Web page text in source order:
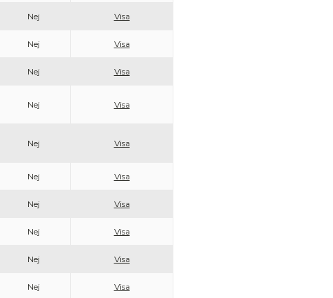
Nej Visa
Nej Visa
Nej Visa
Nej Visa
Nej Visa
Nej Visa
Nej Visa
Nej Visa
Nej Visa
Nej Visa